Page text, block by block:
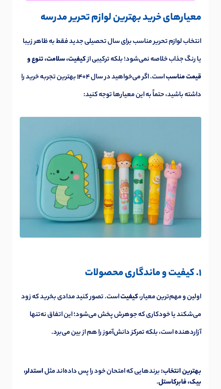
معیارهای خرید بهترین لوازم تحریر مدرسه
انتخاب لوازم تحریر مناسب برای سال تحصیلی جدید فقط به ظاهر زیبا
یا رنگ جذاب خلاصه نمی‌شود؛ بلکه ترکیبی ازکیفیت، سلامت، تنوع و
قیمت مناسب
است. اگر می‌خواهید در سال 1404 بهترین تجربه خرید را
داشته باشید، حتماً به این معیارها توجه کنید:
1. کیفیت و ماندگاری محصولات
اولین و مهم‌ترین معیار،کیفیتاست. تصور کنید مدادی بخرید که زود
می‌شکند یا خودکاری که جوهرش پخش می‌شود؛ این اتفاق نه‌تنها
آزاردهنده است، بلکه تمرکز دانش‌آموز را هم از بین می‌برد.
بهترین انتخاب:برندهایی که امتحان خود را پس داده‌اند مثلاستدلر،
بیک، فابرکاستل.